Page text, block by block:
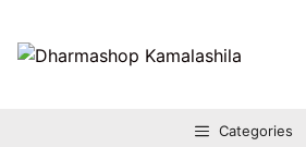
Inhalt
springen
Categories